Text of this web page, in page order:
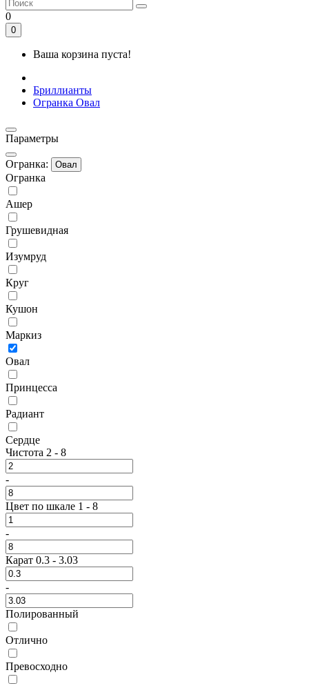
0
0
Ваша корзина пуста!
Бриллианты
Огранка Овал
Параметры
Огранка: Овал
Огранка
Ашер
Грушевидная
Изумруд
Круг
Кушон
Маркиз
Овал
Принцесса
Радиант
Сердце
Чистота 2 - 8
-
Цвет по шкале 1 - 8
-
Карат 0.3 - 3.03
-
Полированный
Отлично
Превосходно